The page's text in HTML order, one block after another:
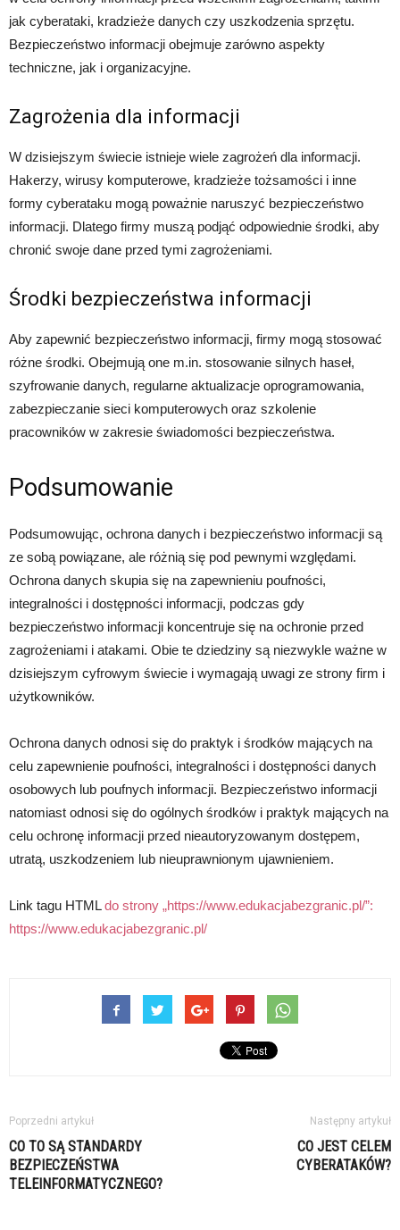
jak cyberataki, kradzieże danych czy uszkodzenia sprzętu.
Bezpieczeństwo informacji obejmuje zarówno aspekty
techniczne, jak i organizacyjne.
Zagrożenia dla informacji
W dzisiejszym świecie istnieje wiele zagrożeń dla informacji.
Hakerzy, wirusy komputerowe, kradzieże tożsamości i inne
formy cyberataku mogą poważnie naruszyć bezpieczeństwo
informacji. Dlatego firmy muszą podjąć odpowiednie środki, aby
chronić swoje dane przed tymi zagrożeniami.
Środki bezpieczeństwa informacji
Aby zapewnić bezpieczeństwo informacji, firmy mogą stosować
różne środki. Obejmują one m.in. stosowanie silnych haseł,
szyfrowanie danych, regularne aktualizacje oprogramowania,
zabezpieczanie sieci komputerowych oraz szkolenie
pracowników w zakresie świadomości bezpieczeństwa.
Podsumowanie
Podsumowując, ochrona danych i bezpieczeństwo informacji są
ze sobą powiązane, ale różnią się pod pewnymi względami.
Ochrona danych skupia się na zapewnieniu poufności,
integralności i dostępności informacji, podczas gdy
bezpieczeństwo informacji koncentruje się na ochronie przed
zagrożeniami i atakami. Obie te dziedziny są niezwykle ważne w
dzisiejszym cyfrowym świecie i wymagają uwagi ze strony firm i
użytkowników.
Ochrona danych odnosi się do praktyk i środków mających na
celu zapewnienie poufności, integralności i dostępności danych
osobowych lub poufnych informacji. Bezpieczeństwo informacji
natomiast odnosi się do ogólnych środków i praktyk mających na
celu ochronę informacji przed nieautoryzowanym dostępem,
utratą, uszkodzeniem lub nieuprawnionym ujawnieniem.
Link tagu HTMLdo strony „https://www.edukacjabezgranic.pl/”:
https://www.edukacjabezgranic.pl/
Poprzedni artykuł
CO TO SĄ STANDARDY
BEZPIECZEŃSTWA
TELEINFORMATYCZNEGO?
Następny artykuł
CO JEST CELEM
CYBERATAKÓW?